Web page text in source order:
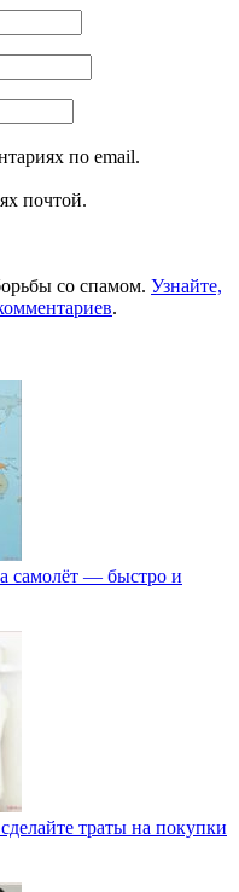
по email.
почтой.
со спамом. Узнайте,
.
самолёт — быстро и
траты на покупки